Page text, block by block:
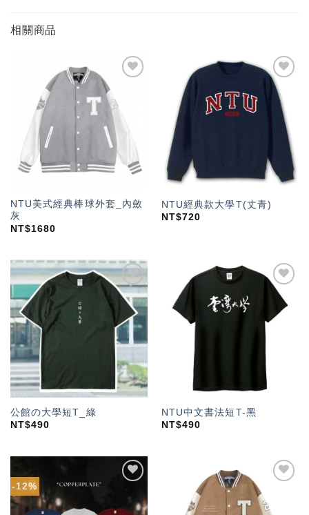
相關商品
NTU美式經典棒球外套_內斂
灰
NT$1680
加入
「願
望輕
單」
NTU經典款大學T(丈青)
NT$720
加入
「願
望輕
單」
公館の大學短T_綠
NT$490
加入
「願
望輕
NTU中文書法短T-黑
NT$490
-12%
「願
望輕